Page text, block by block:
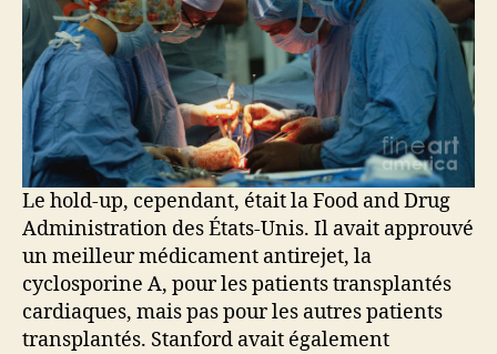
Le hold-up, cependant, était la Food and Drug
Administration des États-Unis. Il avait approuvé
un meilleur médicament antirejet, la
cyclosporine A, pour les patients transplantés
cardiaques, mais pas pour les autres patients
transplantés. Stanford avait également